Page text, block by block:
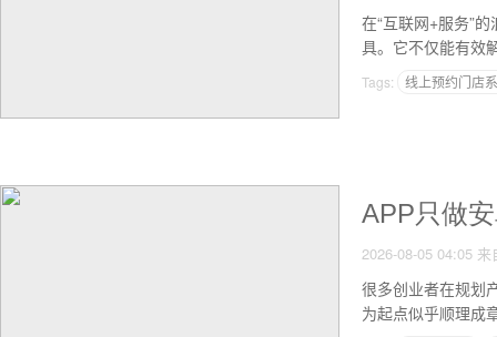
在“互联网+服务”
具。它不仅能有效
Tags: 线上预约门店
APP只做
2026-08-05 04:05 来
很多创业者在规划
为起点似乎顺理成